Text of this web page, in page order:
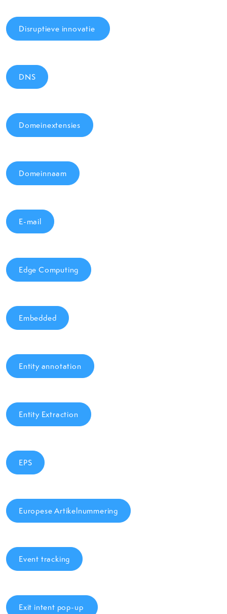
Disruptieve innovatie
DNS
Domeinextensies
Domeinnaam
E-mail
Edge Computing
Embedded
Entity annotation
Entity Extraction
EPS
Europese Artikelnummering
Event tracking
Exit intent pop-up